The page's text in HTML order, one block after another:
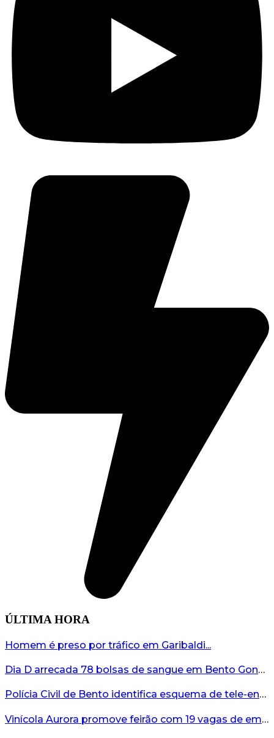
ÚLTIMA HORA
Homem é preso por tráfico em Garibaldi...
Dia D arrecada 78 bolsas de sangue em Bento Gonçalves...
Polícia Civil de Bento identifica esquema de tele-entrega de drogas comandado de dentro de presídio...
Vinícola Aurora promove feirão com 19 vagas de emprego em Bento Gonçalves...